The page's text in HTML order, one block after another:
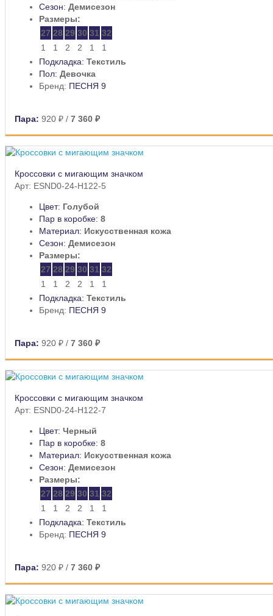
Сезон: Демисезон
Размеры:
27 28 29 30 31 32
1
1 2 2 1
1
Подкладка: Текстиль
Пол: Девочка
Бренд: ПЕСНЯ 9
Пара: 920 ₽ / 7 360 ₽
Кроссовки с мигающим значком
Арт: ESND0-24-H122-5
Цвет: Голубой
Пар в коробке: 8
Материал: Искусственная кожа
Сезон: Демисезон
Размеры:
27 28 29 30 31 32
1
1 2 2 1
1
Подкладка: Текстиль
Бренд: ПЕСНЯ 9
Пара: 920 ₽ / 7 360 ₽
Кроссовки с мигающим значком
Арт: ESND0-24-H122-7
Цвет: Черный
Пар в коробке: 8
Материал: Искусственная кожа
Сезон: Демисезон
Размеры:
27 28 29 30 31 32
1
1 2 2 1
1
Подкладка: Текстиль
Бренд: ПЕСНЯ 9
Пара: 920 ₽ / 7 360 ₽